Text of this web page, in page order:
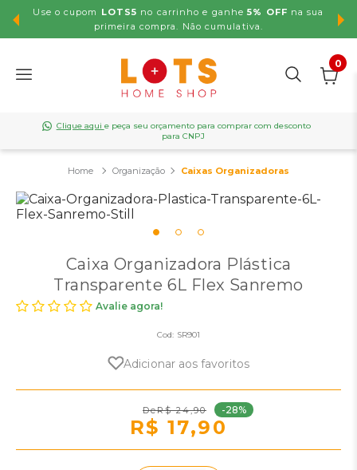
Use o cupom LOTS5 no carrinho e ganhe5% OFF na sua
primeira compra. Não cumulativa.
0
Clique aqui e peça seu orçamento para comprar com desconto
para CNPJ
Organização Caixas Organizadoras
Caixa Organizadora Plástica
Transparente 6L Flex Sanremo
Avalie agora!
Cod: SR901
Adicionar aos favoritos
R$ 24,90 -28%
R$ 17,90